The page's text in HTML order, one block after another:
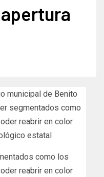
municipal de Benito
segmentados como
reabrir en color
estatal
como los
reabrir en color